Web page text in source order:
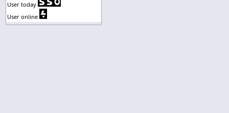
User today
User online